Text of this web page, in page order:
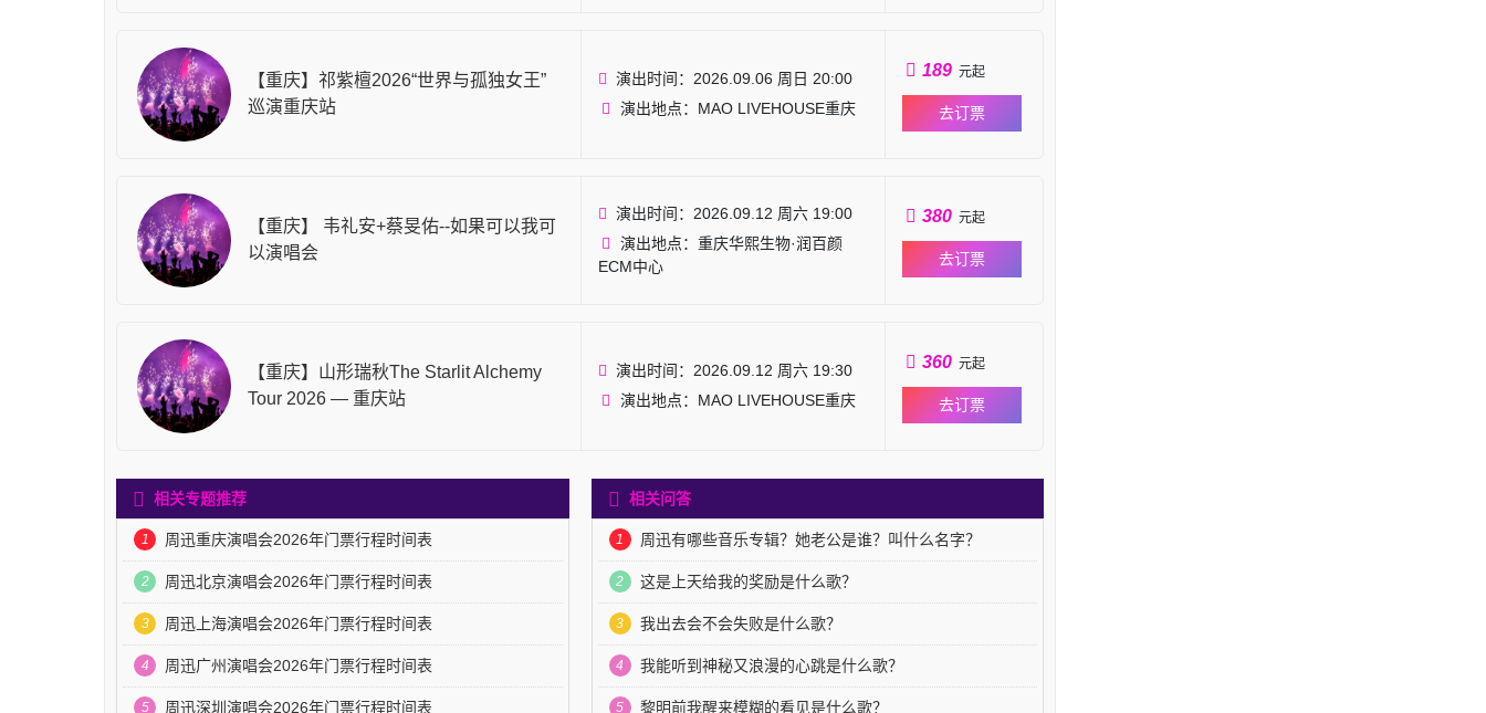
【重庆】祁紫檀2026“世界与孤独女王”
巡演重庆站
演出时间：2026.09.06 周日 20:00
演出地点：MAO LIVEHOUSE重庆
189 元起
去订票
【重庆】 韦礼安+蔡旻佑--如果可以我可
以演唱会
演出时间：2026.09.12 周六 19:00
演出地点：重庆华熙生物·润百颜
ECM中心
380 元起
去订票
【重庆】山形瑞秋The Starlit Alchemy
Tour 2026 — 重庆站
演出时间：2026.09.12 周六 19:30
演出地点：MAO LIVEHOUSE重庆
360 元起
去订票
相关专题推荐
1 周迅重庆演唱会2026年门票行程时间表
2 周迅北京演唱会2026年门票行程时间表
3 周迅上海演唱会2026年门票行程时间表
4 周迅广州演唱会2026年门票行程时间表
5 周迅深圳演唱会2026年门票行程时间表
相关问答
1 周迅有哪些音乐专辑？她老公是谁？叫什么名字？
2 这是上天给我的奖励是什么歌？
3 我出去会不会失败是什么歌？
4 我能听到神秘又浪漫的心跳是什么歌？
5 黎明前我醒来模糊的看见是什么歌？